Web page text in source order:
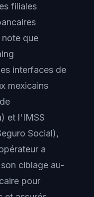
filiales
que
interfaces de
mexicains
et l'IMSS
Social),
a
ciblage au-
pour